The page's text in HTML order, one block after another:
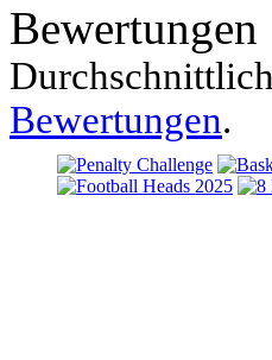
Bewertungen
Bewertungen.